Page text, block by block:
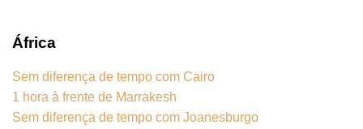
África
Sem diferença de tempo com Cairo
1 hora à frente de Marrakesh
Sem diferença de tempo com Joanesburgo